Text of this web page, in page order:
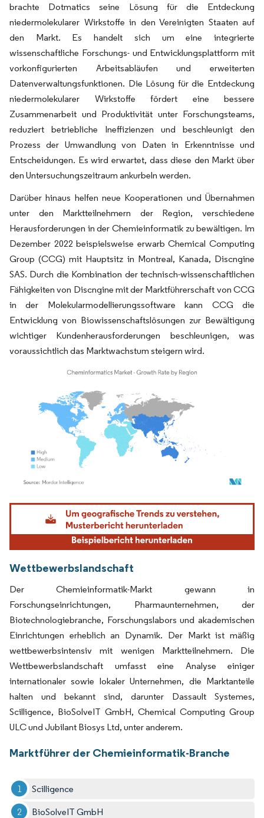
brachte Dotmatics seine Lösung für die Entdeckung
niedermolekularer Wirkstoffe in den Vereinigten Staaten auf
den Markt. Es handelt sich um eine integrierte
wissenschaftliche Forschungs- und Entwicklungsplattform mit
vorkonfigurierten Arbeitsabläufen und erweiterten
Datenverwaltungsfunktionen. Die Lösung für die Entdeckung
niedermolekularer Wirkstoffe fördert eine bessere
Zusammenarbeit und Produktivität unter Forschungsteams,
reduziert betriebliche Ineffizienzen und beschleunigt den
Prozess der Umwandlung von Daten in Erkenntnisse und
Entscheidungen. Es wird erwartet, dass diese den Markt über
den Untersuchungszeitraum ankurbeln werden.
Darüber hinaus helfen neue Kooperationen und Übernahmen
unter den Marktteilnehmern der Region, verschiedene
Herausforderungen in der Chemieinformatik zu bewältigen. Im
Dezember 2022 beispielsweise erwarb Chemical Computing
Group (CCG) mit Hauptsitz in Montreal, Kanada, Discngine
SAS. Durch die Kombination der technisch-wissenschaftlichen
Fähigkeiten von Discngine mit der Marktführerschaft von CCG
in der Molekularmodellierungssoftware kann CCG die
Entwicklung von Biowissenschaftslösungen zur Bewältigung
wichtiger Kundenherausforderungen beschleunigen, was
voraussichtlich das Marktwachstum steigern wird.
Bild © Mordor Intelligence. Wiederverwendung erfordert Namensnennung gemäß
Wettbewerbslandschaft
Der Chemieinformatik-Markt gewann in
Forschungseinrichtungen, Pharmaunternehmen, der
Biotechnologiebranche, Forschungslabors und akademischen
Einrichtungen erheblich an Dynamik. Der Markt ist mäßig
wettbewerbsintensiv mit wenigen Marktteilnehmern. Die
Wettbewerbslandschaft umfasst eine Analyse einiger
internationaler sowie lokaler Unternehmen, die Marktanteile
halten und bekannt sind, darunter Dassault Systemes,
Scilligence, BioSolveIT GmbH, Chemical Computing Group
ULC und Jubilant Biosys Ltd, unter anderem.
Marktführer der Chemieinformatik-Branche
Scilligence
BioSolveIT GmbH